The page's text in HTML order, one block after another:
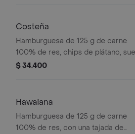
Costeña
Hamburguesa de 125 g de carne
100% de res, chips de plátano,
queso costeño rallado y salsa
$ 34.400
Hawaiana
Hamburguesa de 125 g de carne
100% de res, con una tajada de